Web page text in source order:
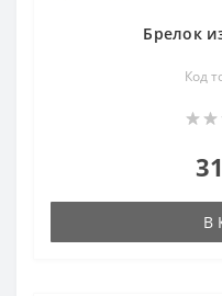
Брелок
Код
В